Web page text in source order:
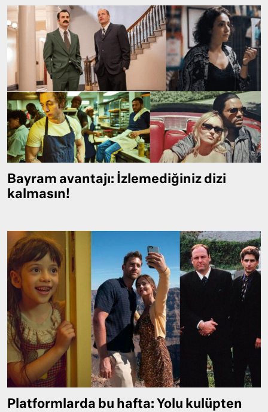
Bayram avantajı: İzlemediğiniz dizi
kalmasın!
Platformlarda bu hafta: Yolu kulüpten